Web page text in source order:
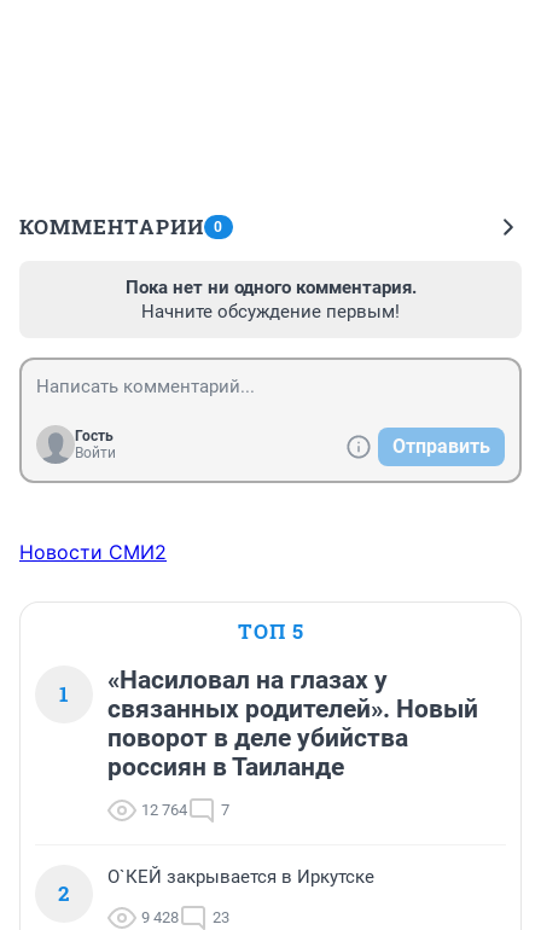
КОММЕНТАРИИ 0
Пока нет ни одного комментария.
Начните обсуждение первым!
Гость
Войти
Отправить
Новости СМИ2
ТОП 5
1
«Насиловал на глазах у
связанных родителей». Новый
поворот в деле убийства
россиян в Таиланде
12 764 7
2
О`КЕЙ закрывается в Иркутске
9 428 23